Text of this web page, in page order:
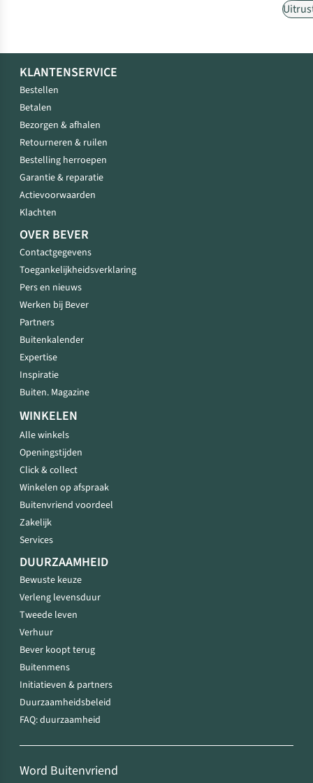
KLANTENSERVICE
Bestellen
Betalen
Bezorgen & afhalen
Retourneren & ruilen
Bestelling herroepen
Garantie & reparatie
Actievoorwaarden
Klachten
OVER BEVER
Contactgegevens
Toegankelijkheidsverklaring
Pers en nieuws
Werken bij Bever
Partners
Buitenkalender
Expertise
Inspiratie
Buiten. Magazine
WINKELEN
Alle winkels
Openingstijden
Click & collect
Winkelen op afspraak
Buitenvriend voordeel
Zakelijk
Services
DUURZAAMHEID
Bewuste keuze
Verleng levensduur
Tweede leven
Verhuur
Bever koopt terug
Buitenmens
Initiatieven & partners
Duurzaamheidsbeleid
FAQ: duurzaamheid
Word Buitenvriend